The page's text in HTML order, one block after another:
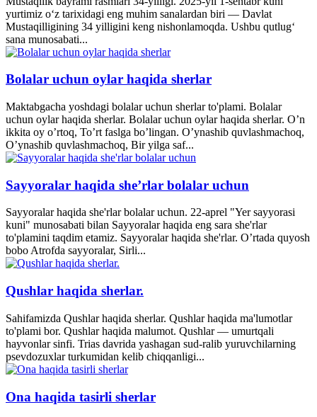
yurtimiz o‘z tarixidagi eng muhim sanalardan biri — Davlat
Mustaqilligining 34 yilligini keng nishonlamoqda. Ushbu qutlug‘
sana munosabati...
Bolalar uchun oylar haqida sherlar
Maktabgacha yoshdagi bolalar uchun sherlar to'plami. Bolalar
uchun oylar haqida sherlar. Bolalar uchun oylar haqida sherlar. O’n
ikkita oy o’rtoq, To’rt faslga bo’lingan. O’ynashib quvlashmachoq,
O’ynashib quvlashmachoq, Bir yilga saf...
Sayyoralar haqida she’rlar bolalar uchun
Sayyoralar haqida she'rlar bolalar uchun. 22-aprel "Yer sayyorasi
kuni" munosabati bilan Sayyoralar haqida eng sara she'rlar
to'plamini taqdim etamiz. Sayyoralar haqida she'rlar. O’rtada quyosh
bobo Atrofda sayyoralar, Sirli...
Qushlar haqida sherlar.
Sahifamizda Qushlar haqida sherlar. Qushlar haqida ma'lumotlar
to'plami bor. Qushlar haqida malumot. Qushlar — umurtqali
hayvonlar sinfi. Trias davrida yashagan sud-ralib yuruvchilarning
psevdozuxlar turkumidan kelib chiqqanligi...
Ona haqida tasirli sherlar